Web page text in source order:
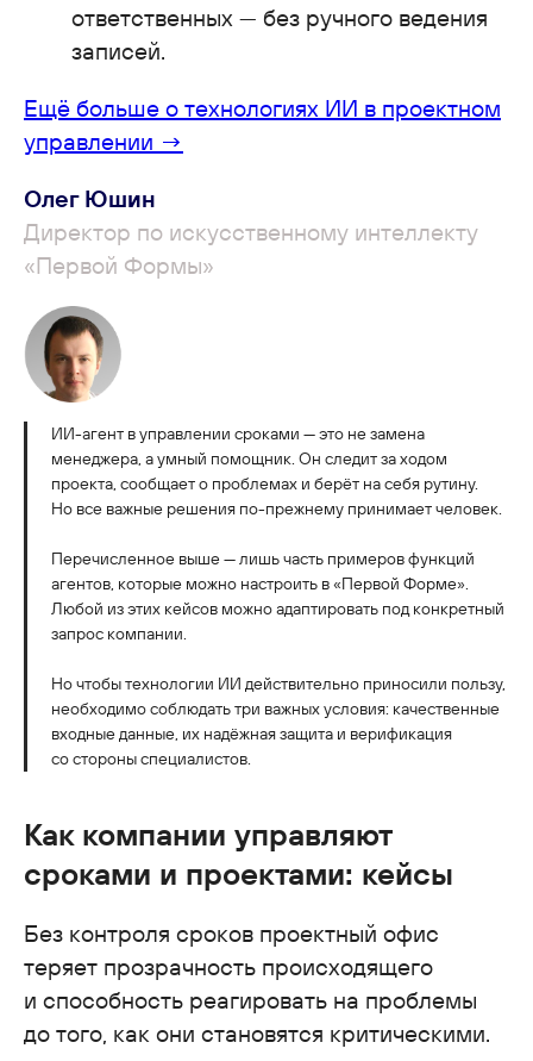
ответственных — без ручного ведения
записей.
Ещё больше о технологиях ИИ в проектном
управлении →
Олег Юшин
Директор по искусственному интеллекту
«Первой Формы»
ИИ-агент в управлении сроками — это не замена
менеджера, а умный помощник. Он следит за ходом
проекта, сообщает о проблемах и берёт на себя рутину.
Но все важные решения по-прежнему принимает человек.
Перечисленное выше — лишь часть примеров функций
агентов, которые можно настроить в «Первой Форме».
Любой из этих кейсов можно адаптировать под конкретный
запрос компании.
Но чтобы технологии ИИ действительно приносили пользу,
необходимо соблюдать три важных условия: качественные
входные данные, их надёжная защита и верификация
со стороны специалистов.
Как компании управляют
сроками и проектами: кейсы
Без контроля сроков проектный офис
теряет прозрачность происходящего
и способность реагировать на проблемы
до того, как они становятся критическими.